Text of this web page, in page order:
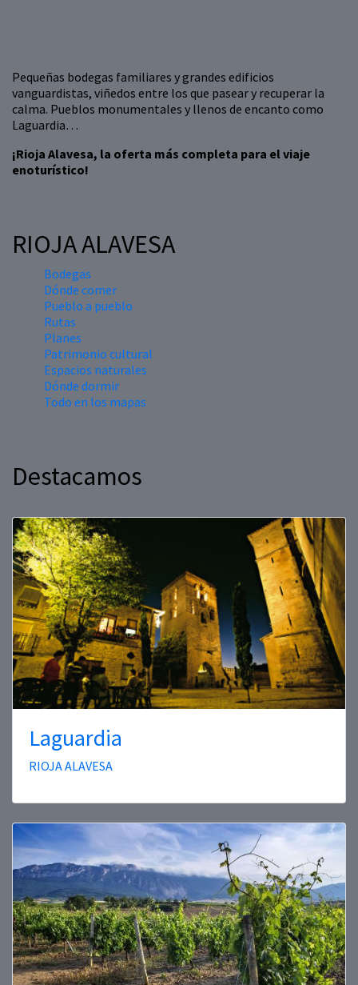
Pequeñas bodegas familiares y grandes edificios
vanguardistas, viñedos entre los que pasear y recuperar la
calma. Pueblos monumentales y llenos de encanto como
Laguardia…
¡Rioja Alavesa, la oferta más completa para el viaje
enoturístico!
RIOJA ALAVESA
Bodegas
Dónde comer
Pueblo a pueblo
Rutas
Planes
Patrimonio cultural
Espacios naturales
Dónde dormir
Todo en los mapas
Destacamos
Laguardia
RIOJA ALAVESA